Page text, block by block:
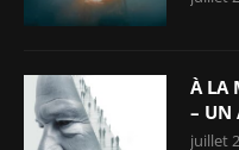
À LA
– UN
juillet